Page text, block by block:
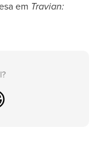
em Travian: